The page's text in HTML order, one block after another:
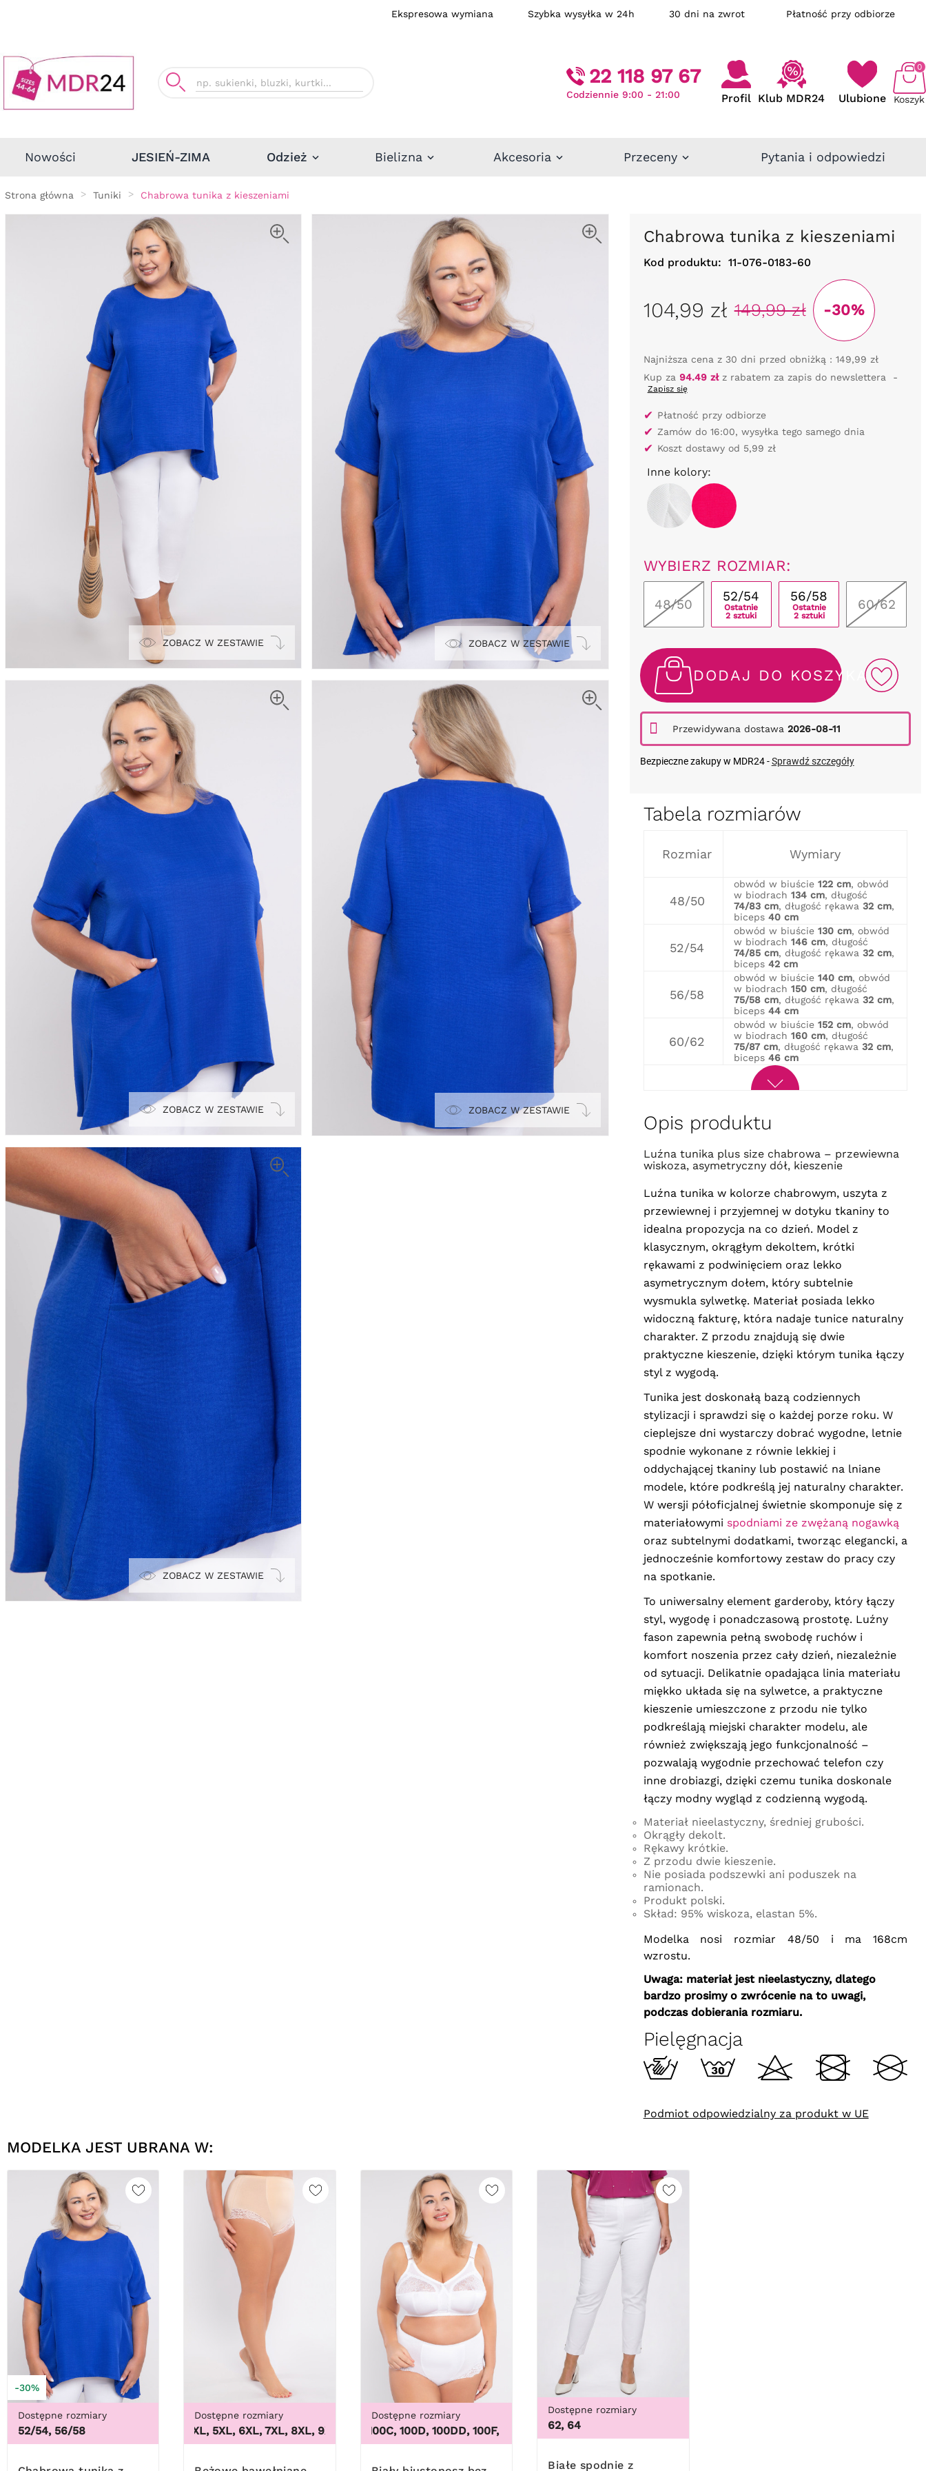
Ekspresowa wymiana Szybka wysyłka w 24h 30 dni na zwrot Płatność przy odbiorze
22 118 97 67
Codziennie 9:00 - 21:00 Profil Klub MDR24 Ulubione Koszyk
0
Nowości JESIEŃ-ZIMA Odzież Bielizna Akcesoria Przeceny Pytania i odpowiedzi
Strona główna Tuniki Chabrowa tunika z kieszeniami
ZOBACZ W ZESTAWIE ZOBACZ W ZESTAWIE
ZOBACZ W ZESTAWIE ZOBACZ W ZESTAWIE
ZOBACZ W ZESTAWIE
Chabrowa tunika z kieszeniami
Kod produktu: 11-076-0183-60
104,99 zł 149,99 zł -30%
Najniższa cena z 30 dni przed obniżką : 149,99 zł
Kup za 94.49 złz rabatem za zapis do newslettera -
Zapisz się
✔ Płatność przy odbiorze
✔ Zamów do 16:00, wysyłka tego samego dnia
✔ Koszt dostawy od 5,99 zł
Inne kolory:
WYBIERZ ROZMIAR:
48/50
52/54
Ostatnie
2 sztuki
56/58
Ostatnie
2 sztuki
60/62
DODAJ DO KOSZYKA
Przewidywana dostawa 2026-08-11
Bezpieczne zakupy w MDR24 -Sprawdź szczegóły
Tabela rozmiarów
Rozmiar Wymiary
48/50
obwód w biuście 122 cm, obwód
w biodrach 134 cm, długość
74/83 cm, długość rękawa 32 cm,
biceps 40 cm
52/54
obwód w biuście 130 cm, obwód
w biodrach 146 cm, długość
74/85 cm, długość rękawa 32 cm,
biceps 42 cm
56/58
obwód w biuście 140 cm, obwód
w biodrach 150 cm, długość
75/58 cm, długość rękawa 32 cm,
biceps 44 cm
60/62
obwód w biuście 152 cm, obwód
w biodrach 160 cm, długość
75/87 cm, długość rękawa 32 cm,
biceps 46 cm
Opis produktu
Luźna tunika plus size chabrowa – przewiewna
wiskoza, asymetryczny dół, kieszenie
Luźna tunika w kolorze chabrowym, uszyta z
przewiewnej i przyjemnej w dotyku tkaniny to
idealna propozycja na co dzień. Model z
klasycznym, okrągłym dekoltem, krótki
rękawami z podwinięciem oraz lekko
asymetrycznym dołem, który subtelnie
wysmukla sylwetkę. Materiał posiada lekko
widoczną fakturę, która nadaje tunice naturalny
charakter. Z przodu znajdują się dwie
praktyczne kieszenie, dzięki którym tunika łączy
styl z wygodą.
Tunika jest doskonałą bazą codziennych
stylizacji i sprawdzi się o każdej porze roku. W
cieplejsze dni wystarczy dobrać wygodne, letnie
spodnie wykonane z równie lekkiej i
oddychającej tkaniny lub postawić na lniane
modele, które podkreślą jej naturalny charakter.
W wersji półoficjalnej świetnie skomponuje się z
materiałowymi spodniami ze zwężaną nogawką
oraz subtelnymi dodatkami, tworząc elegancki, a
jednocześnie komfortowy zestaw do pracy czy
na spotkanie.
To uniwersalny element garderoby, który łączy
styl, wygodę i ponadczasową prostotę. Luźny
fason zapewnia pełną swobodę ruchów i
komfort noszenia przez cały dzień, niezależnie
od sytuacji. Delikatnie opadająca linia materiału
miękko układa się na sylwetce, a praktyczne
kieszenie umieszczone z przodu nie tylko
podkreślają miejski charakter modelu, ale
również zwiększają jego funkcjonalność –
pozwalają wygodnie przechować telefon czy
inne drobiazgi, dzięki czemu tunika doskonale
łączy modny wygląd z codzienną wygodą.
Materiał nieelastyczny, średniej grubości.
Okrągły dekolt.
Rękawy krótkie.
Z przodu dwie kieszenie.
Nie posiada podszewki ani poduszek na
ramionach.
Produkt polski.
Skład: 95% wiskoza, elastan 5%.
Modelka nosi rozmiar 48/50 i ma 168cm
wzrostu.
Uwaga: materiał jest nieelastyczny, dlatego
bardzo prosimy o zwrócenie na to uwagi,
podczas dobierania rozmiaru.
Pielęgnacja
Podmiot odpowiedzialny za produkt w UE
MODELKA JEST UBRANA W:
-30%
Dostępne rozmiary
52/54, 56/58
Dostępne rozmiary
3XL, 4XL, 5XL, 6XL, 7XL, 8XL, 9XL, 3XL, 4XL, 5XL, 6XL, 7XL, 8XL, 9XL
Dostępne rozmiary
100B, 100C, 100D, 100DD, 100F, 100G, 100H, 100I, 100J, 100K, 105B, 105C, 105D, 105DD, 105F, 105G, 105H, 105I, 105J,
Dostępne rozmiary
62, 64
Białe spodnie z